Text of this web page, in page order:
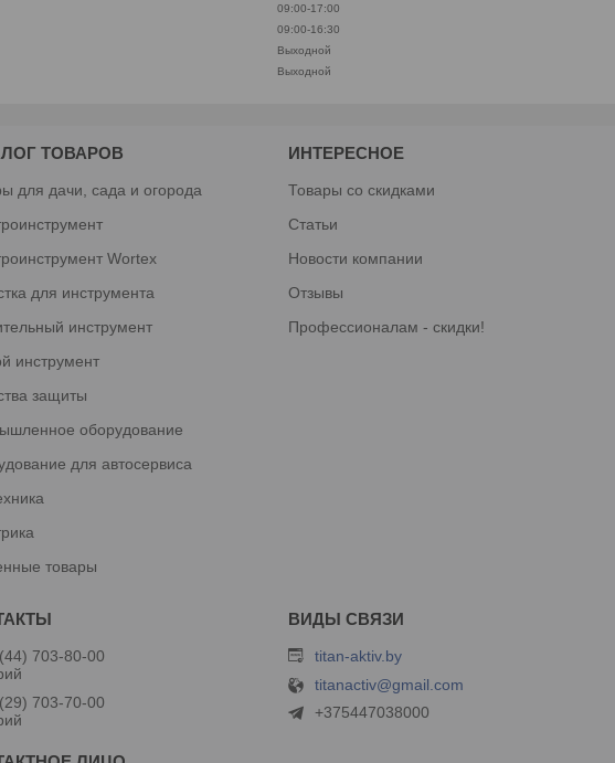
09:00-17:00
09:00-16:30
Выходной
Выходной
ТОВАРОВ
для дачи, сада и огорода
Wortex
для инструмента
инструмент
инструмент
защиты
оборудование
для автосервиса
товары
ИНТЕРЕСНОЕ
Товары со скидками
Статьи
Новости компании
Отзывы
Профессионалам - скидки!
703-80-00
703-70-00
titan-aktiv.by
titanactiv@gmail.com
+375447038000